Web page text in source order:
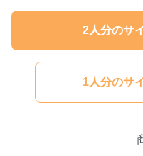
2人分のサ
1人分のサ